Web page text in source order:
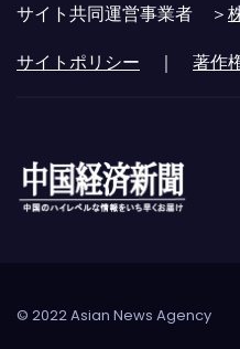
サイト共同運営事業者 ＞
サイトポリシー ｜ 著作
© 2022 Asian News Agency